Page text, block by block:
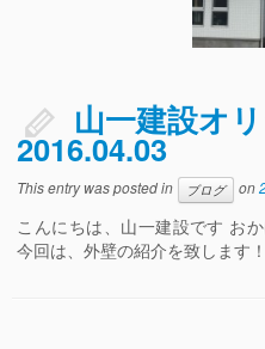
山一建設オ
2016.04.03
This entry was posted in ブログ on
こんにちは、山一建設です お
今回は、外壁の紹介を致します